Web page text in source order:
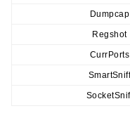
Dumpcap
Regshot
CurrPorts